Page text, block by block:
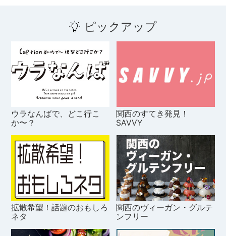
ピックアップ
ウラなんばで、どこ行こ
か〜？
関西のすてき発見！
SAVVY
拡散希望！話題のおもしろ
ネタ
関西のヴィーガン・グルテ
ンフリー